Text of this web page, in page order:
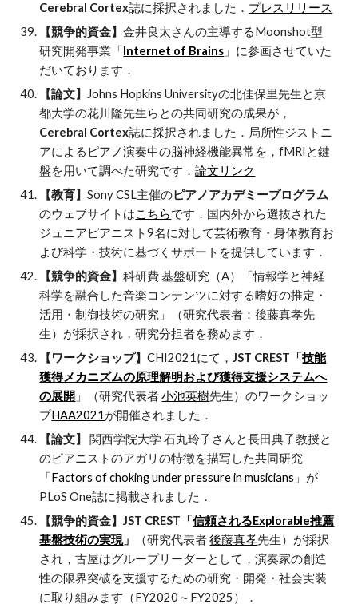
Cerebral Cortex誌に採択されました． プレスリリース
【競争的資金】金井良太さんの主導するMoonshot型
研究開発事業「Internet of Brains 」に参画させていた
だいております．
【論文】 Johns Hopkins Universityの北佳保里先生と京
都大学の花川隆先生らとの共同研究の成果が，
Cerebral Cortex誌に採択されました．局所性ジストニ
アによるピアノ演奏中の脳神経機能異常を，fMRIと鍵
盤を用いて調べた研究です．論文リンク
【教育】Sony CSL主催のピアノアカデミープログラム
のウェブサイトはこちらです．国内外から選抜された
ジュニアピアニスト9名に対して芸術教育・身体教育お
よび科学・技術に基づくサポートを提供しています．
【競争的資金】科研費 基盤研究（A）「情報学と神経
科学を融合した音楽コンテンツに対する嗜好の推定・
活用・制御技術の研究」（研究代表者：後藤真孝先
生）が採択され，研究分担者を務めます．
【ワークショップ】CHI2021にて，JST CREST「技能
獲得メカニズムの原理解明および獲得支援システムへ
の展開 」（研究代表者小池英樹先生）のワークショッ
プHAA2021が開催されました．
【論文】 関西学院大学 石丸玲子さんと長田典子教授と
のピアニストのアガリの特徴を描写した共同研究
「Factors of choking under pressure in musicians 」が
PLoS One誌に掲載されました．
【競争的資金】JST CREST「信頼されるExplorable推薦
基盤技術の実現」 （研究代表者後藤真孝先生）が採択
され，古屋はグループリーダーとして，演奏家の創造
性の限界突破を支援するための研究・開発・社会実装
に取り組みます（FY2020～FY2025）．